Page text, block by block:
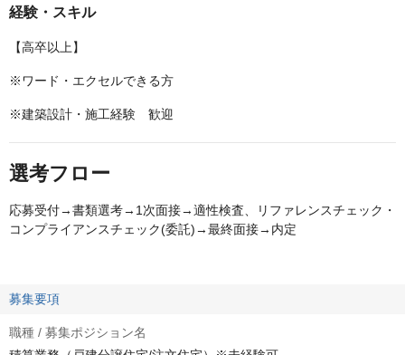
経験・スキル
【高卒以上】
※ワード・エクセルできる方
※建築設計・施工経験 歓迎
選考フロー
応募受付→書類選考→1次面接→適性検査、リファレンスチェック・
コンプライアンスチェック(委託)→最終面接→内定
募集要項
職種 / 募集ポジション名